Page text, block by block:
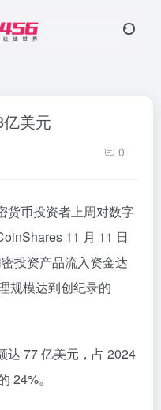
美元
0
货币投资者上周对数字
11 月 11 日
投资产品流入资金达
规模达到创纪录的
达 77 亿美元，占 2024
24%。